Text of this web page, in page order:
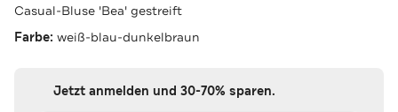
Casual-Bluse 'Bea' gestreift
Farbe: weiß-blau-dunkelbraun
Jetzt anmelden und 30-70% sparen.